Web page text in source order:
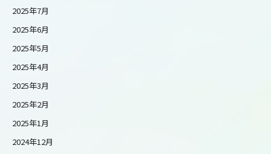
2025年7月
2025年6月
2025年5月
2025年4月
2025年3月
2025年2月
2025年1月
2024年12月